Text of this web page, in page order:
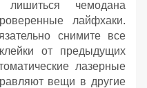
чемодана
лайфхаки.
снимите все
от предыдущих
лазерные
вещи в другие